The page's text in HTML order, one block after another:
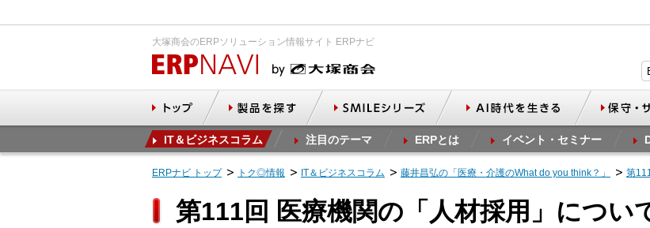
大塚商会のERPソリューション情報サイト ERPナビ
IT＆ビジネスコラム 注目のテーマ ERPとは イベント・セミナー
ERPナビ トップ トク◎情報 IT＆ビジネスコラム 藤井昌弘の「医療・介護のWhat do you think？」 第
第111回 医療機関の「人材採用」につい